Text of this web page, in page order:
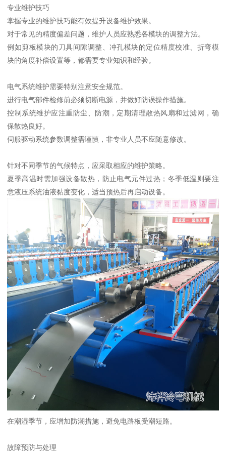
专业维护技巧
掌握专业的维护技巧能有效提升设备维护效果。
对于常见的精度偏差问题，维护人员应熟悉各模块的调整方法。
例如剪板模块的刀具间隙调整、冲孔模块的定位精度校准、折弯模
块的角度补偿设置等，都需要专业知识和经验。
电气系统维护需要特别注意安全规范。
进行电气部件检修前必须切断电源，并做好防误操作措施。
控制系统维护应注重防尘、防潮，定期清理散热风扇和过滤网，确
保散热良好。
伺服驱动系统参数调整需谨慎，非专业人员不应随意修改。
针对不同季节的气候特点，应采取相应的维护策略。
夏季高温时需加强设备散热，防止电气元件过热；冬季低温则要注
意液压系统油液黏度变化，适当预热后再启动设备。
在潮湿季节，应增加防潮措施，避免电路板受潮短路。
故障预防与处理